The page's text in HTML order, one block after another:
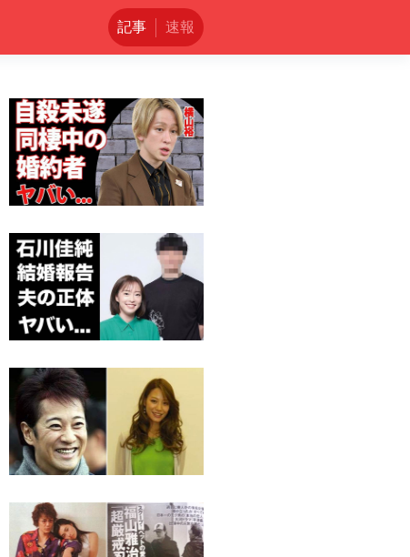
記事 速報